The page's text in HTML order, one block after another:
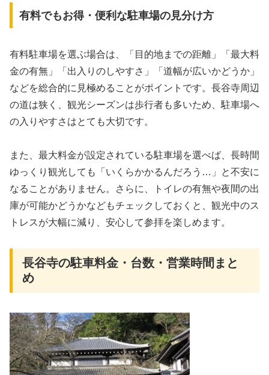
有料でもお得・便利な駐車場の見分け方
有料駐車場を選ぶ場合は、「目的地までの距離」「最大料
金の有無」「出入りのしやすさ」「道幅が広いかどうか」
などを総合的に見極めることがポイントです。長谷寺周辺
の道は狭く、観光シーズンは歩行者も多いため、駐車場へ
の入りやすさはとても大切です。
また、最大料金が設定されている駐車場を選べば、長時間
ゆっくり観光しても「いくらかかるんだろう…」と不安に
なることがありません。さらに、トイレの有無や夜間の出
庫が可能かどうかなどもチェックしておくと、観光中のス
トレスが大幅に減り、安心して参拝を楽しめます。
長谷寺の駐車料金・台数・営業時間まと
め